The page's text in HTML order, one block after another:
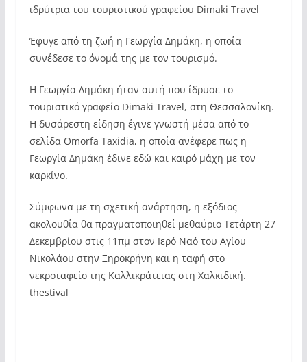
ιδρύτρια του τουριστικού γραφείου Dimaki Travel
Έφυγε από τη ζωή η Γεωργία Δημάκη, η οποία
συνέδεσε το όνομά της με τον τουρισμό.
Η Γεωργία Δημάκη ήταν αυτή που ίδρυσε το
τουριστικό γραφείο Dimaki Travel, στη Θεσσαλονίκη.
Η δυσάρεστη είδηση έγινε γνωστή μέσα από το
σελίδα Omorfa Taxidia, η οποία ανέφερε πως η
Γεωργία Δημάκη έδινε εδώ και καιρό μάχη με τον
καρκίνο.
Σύμφωνα με τη σχετική ανάρτηση, η εξόδιος
ακολουθία θα πραγματοποιηθεί μεθαύριο Τετάρτη 27
Δεκεμβρίου στις 11πμ στον Ιερό Ναό του Αγίου
Νικολάου στην Ξηροκρήνη και η ταφή στο
νεκροταφείο της Καλλικράτειας στη Χαλκιδική.
thestival